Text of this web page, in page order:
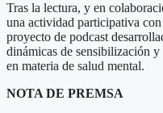
Tras la lectura, y en
una actividad participativa
proyecto de podcast
dinámicas de sensibilización
en materia de salud mental.
NOTA DE PREMSA